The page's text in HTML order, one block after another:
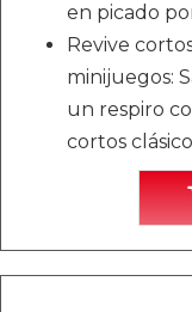
en picado
Revive
minijuegos:
un respiro
cortos